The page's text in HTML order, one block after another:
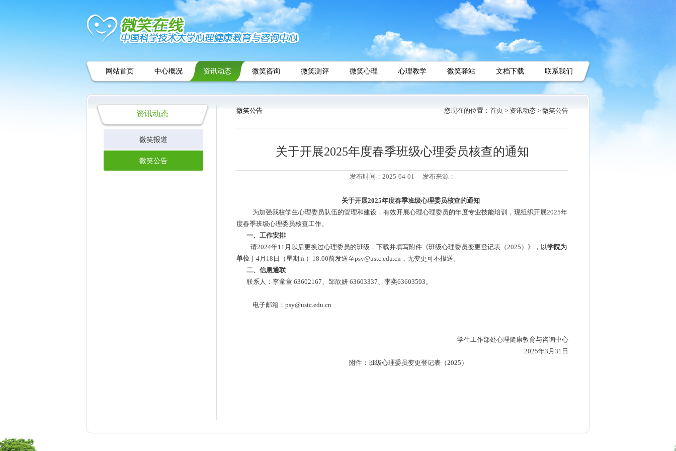
网站首页 中心概况 资讯动态 微笑咨询 微笑测评 微笑心理 心理教学 微笑驿站 文档下载 联系我们
资讯动态
微笑报道
微笑公告
微笑公告 您现在的位置： 首页 > 资讯动态 > 微笑公告
关于开展2025年度春季班级心理委员核查的通知
发布时间：2025-04-01 发布来源：
关于开展2025年度春季班级心理委员核查的通知
为加强我校学生心理委员队伍的管理和建设，有效开展心理心理委员的年度专业技能培训，现组织开展2025年
度春季班级心理委员核查工作。
一、工作安排
请2024年11 月以后更换过心理委员的班级，下载并填写附件《班级心理委员变更登记表（2025 ）》，以学院为
单位于4月 18 日（星期五） 18:00前发送至psy@ustc.edu.cn ，无变更可不报送。
二、信息通联
联系人： 李童童 63602167、邹欣妍 63603337、李奕63603593。
电子邮箱： psy@ustc.edu.cn
学生工作部处心理健康教育与咨询中心
2025年3 月 31 日
附件： 班级心理委员变更登记表（2025）